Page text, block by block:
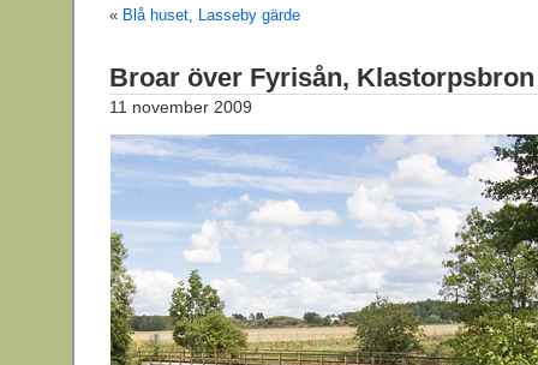
« Blå huset, Lasseby gärde
Broar över Fyrisån, Klastorpsbron
11 november 2009